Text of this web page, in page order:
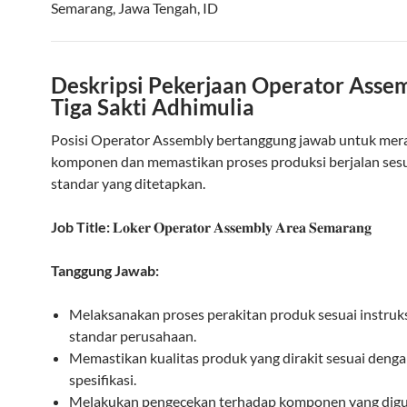
Semarang, Jawa Tengah, ID
Deskripsi Pekerjaan Operator
Tiga Sakti Adhimulia
Posisi Operator Assembly bertanggung jawab untuk
komponen dan memastikan proses produksi berjalan
standar yang ditetapkan.
Job Title:𝐋𝐨𝐤𝐞𝐫 𝐎𝐩𝐞𝐫𝐚𝐭𝐨𝐫 𝐀𝐬𝐬𝐞𝐦𝐛𝐥𝐲 𝐀𝐫𝐞𝐚 𝐒𝐞𝐦𝐚𝐫𝐚𝐧𝐠
Tanggung Jawab:
Melaksanakan proses perakitan produk sesuai
standar perusahaan.
Memastikan kualitas produk yang dirakit sesuai
spesifikasi.
Melakukan pengecekan terhadap komponen yang